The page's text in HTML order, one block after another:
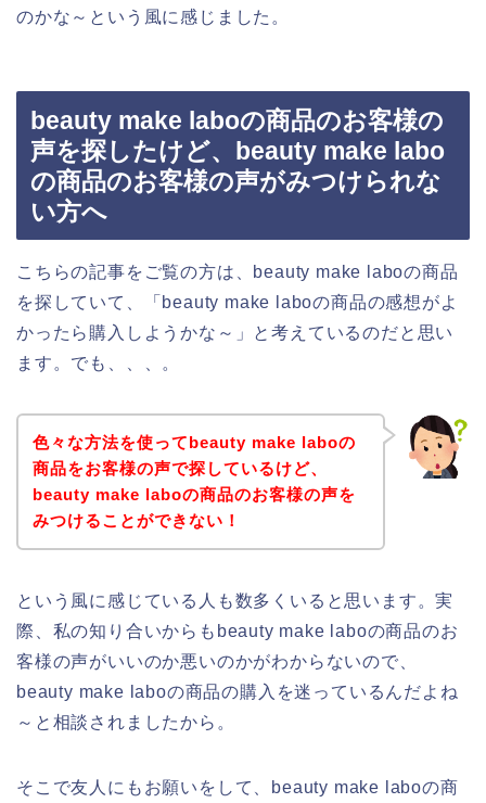
のかな～という風に感じました。
beauty make laboの商品のお客様の
声を探したけど、beauty make labo
の商品のお客様の声がみつけられな
い方へ
こちらの記事をご覧の方は、beauty make laboの商品
を探していて、「beauty make laboの商品の感想がよ
かったら購入しようかな～」と考えているのだと思い
ます。でも、、、。
色々な方法を使ってbeauty make laboの
商品をお客様の声で探しているけど、
beauty make laboの商品のお客様の声を
みつけることができない！
という風に感じている人も数多くいると思います。実
際、私の知り合いからもbeauty make laboの商品のお
客様の声がいいのか悪いのかがわからないので、
beauty make laboの商品の購入を迷っているんだよね
～と相談されましたから。
そこで友人にもお願いをして、beauty make laboの商